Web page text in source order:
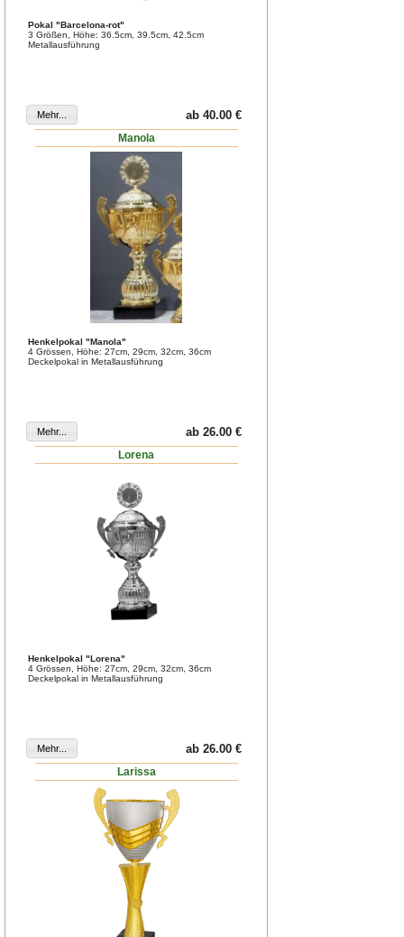
Pokal "Barcelona-rot"
3 Größen, Höhe: 36.5cm, 39.5cm, 42.5cm
Metallausführung
ab 40.00 €
Manola
Henkelpokal "Manola"
4 Grössen, Höhe: 27cm, 29cm, 32cm, 36cm
Deckelpokal in Metallausführung
ab 26.00 €
Lorena
Henkelpokal "Lorena"
4 Grössen, Höhe: 27cm, 29cm, 32cm, 36cm
Deckelpokal in Metallausführung
ab 26.00 €
Larissa